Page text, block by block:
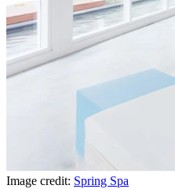
Image credit: Spring Spa